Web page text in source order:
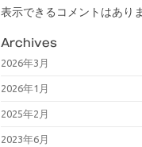
表示できるコメントはあり
Archives
2026年3月
2026年1月
2025年2月
2023年6月